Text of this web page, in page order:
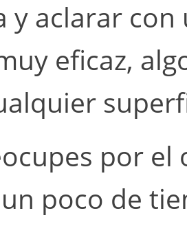
y aclarar
eficaz,
por el
poco de